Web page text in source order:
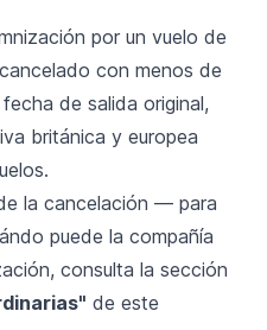
por un vuelo de
con menos de
de salida original,
británica y europea
la cancelación — para
puede la compañía
consulta la sección
de este